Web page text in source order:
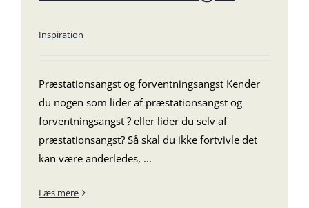
Inspiration
Præstationsangst og forventningsangst Kender
du nogen som lider af præstationsangst og
forventningsangst ? eller lider du selv af
præstationsangst? Så skal du ikke fortvivle det
kan være anderledes, ...
Læs mere